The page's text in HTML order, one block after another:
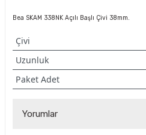
Bea SKAM 338NK Açılı Başlı Çivi 38mm.
Çivi
Uzunluk
Paket Adet
Yorumlar